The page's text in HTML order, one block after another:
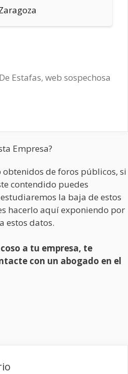
Estafas,web sospechosa
Empresa?
de foros públicos, si
contendido puedes
la baja de estos
hacerlo aquí exponiendo por
estos datos.
a tu empresa, te
con un abogado en el